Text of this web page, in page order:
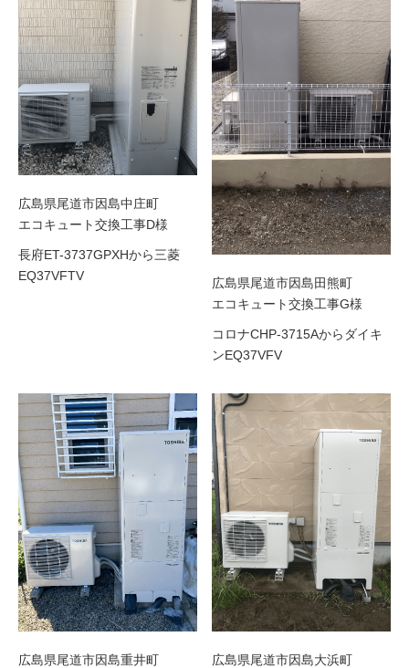
広島県尾道市因島中庄町
エコキュート交換工事D様
長府ET-3737GPXHから三菱
EQ37VFTV
広島県尾道市因島田熊町
エコキュート交換工事G様
コロナCHP-3715Aからダイキ
ンEQ37VFV
広島県尾道市因島重井町 広島県尾道市因島大浜町